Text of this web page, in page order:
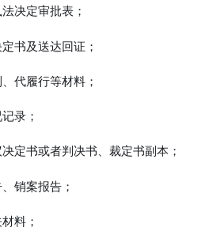
决定审批表；
书及送达回证；
代履行等材料；
录；
定书或者判决书、裁定书副本；
销案报告；
料；